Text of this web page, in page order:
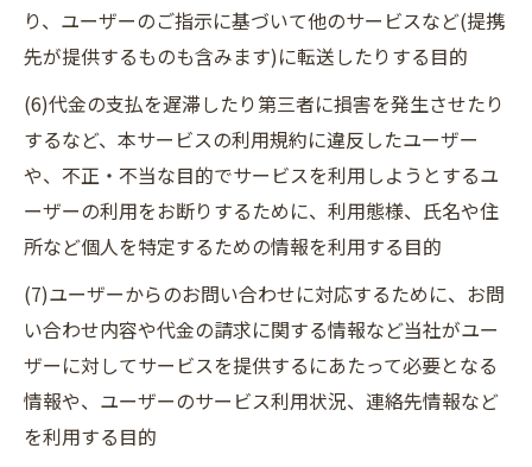
り、ユーザーのご指示に基づいて他のサービスなど(提携
先が提供するものも含みます)に転送したりする目的
(6)代金の支払を遅滞したり第三者に損害を発生させたり
するなど、本サービスの利用規約に違反したユーザー
や、不正・不当な目的でサービスを利用しようとするユ
ーザーの利用をお断りするために、利用態様、氏名や住
所など個人を特定するための情報を利用する目的
(7)ユーザーからのお問い合わせに対応するために、お問
い合わせ内容や代金の請求に関する情報など当社がユー
ザーに対してサービスを提供するにあたって必要となる
情報や、ユーザーのサービス利用状況、連絡先情報など
を利用する目的